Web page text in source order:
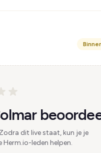
dit live staat, kun je je
Herm.io-leden helpen.